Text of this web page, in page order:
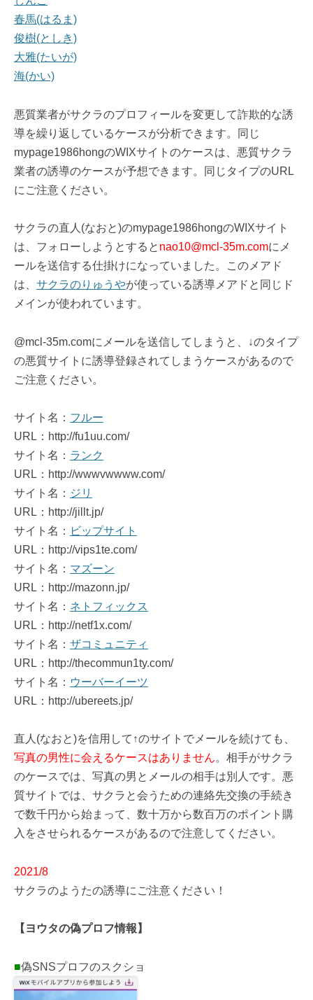
春馬(はるま)
俊樹(としき)
大雅(たいが)
海(かい)
悪質業者がサクラのプロフィールを変更して詐欺的な誘
導を繰り返しているケースが分析できます。同じ
mypage1986hongのWIXサイトのケースは、悪質サクラ
業者の誘導のケースが予想できます。同じタイプのURL
にご注意ください。
サクラの直人(なおと)のmypage1986hongのWIXサイト
は、フォローしようとすると nao10@mcl-35m.comにメ
ールを送信する仕掛けになっていました。このメアド
は、 サクラのりゅうやが使っている誘導メアドと同じド
メインが使われています。
@mcl-35m.comにメールを送信してしまうと、↓のタイプ
の悪質サイトに誘導登録されてしまうケースがあるので
ご注意ください。
サイト名： フルー
URL：http://fu1uu.com/
サイト名： ランク
URL：http://wwwvwwww.com/
サイト名： ジリ
URL：http://jillt.jp/
サイト名： ビップサイト
URL：http://vips1te.com/
サイト名： マズーン
URL：http://mazonn.jp/
サイト名： ネトフィックス
URL：http://netf1x.com/
サイト名： ザコミュニティ
URL：http://thecommun1ty.com/
サイト名： ウーバーイーツ
URL：http://ubereets.jp/
直人(なおと)を信用して↑のサイトでメールを続けても、
写真の男性に会えるケースはありません。相手がサクラ
のケースでは、写真の男とメールの相手は別人です。悪
質サイトでは、サクラと会うための連絡先交換の手続き
で数千円から始まって、数十万から数百万のポイント購
入をさせられるケースがあるので注意してください。
2021/8
サクラのようたの誘導にご注意ください！
【ヨウタの偽プロフ情報】
■偽SNSプロフのスクショ